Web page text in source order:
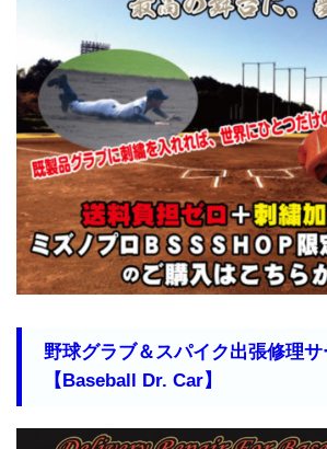
野球グラブ＆スパイク出張修理サ
【Baseball Dr. Car】